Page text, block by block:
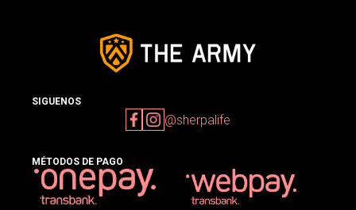
SIGUENOS
@sherpalife
MÉTODOS DE PAGO